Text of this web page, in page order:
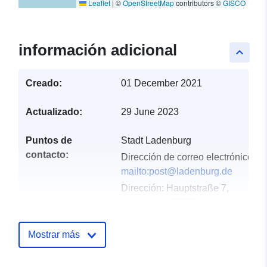
Leaflet | ©OpenStreetMapcontributors ©GISCO
keyboard_arrow_up
información adicional
Creado: 01 December 2021
Actualizado: 29 June 2023
Puntos de
contacto:
Stadt Ladenburg
Dirección de correo electrónico:
mailto:post@ladenburg.de
Dirección: Hauptstraße 7,
Mostrar más